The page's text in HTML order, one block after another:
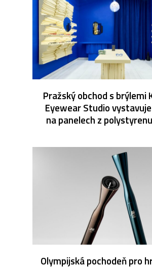
Pražský obchod s brýlemi
Eyewear Studio
na panelech z
Olympijská pochodeň pro